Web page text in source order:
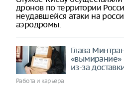
дронов по территории
неудавшейся атаки на
аэродромы.
Глава
«вымирание»
из-за
Работа и карьера